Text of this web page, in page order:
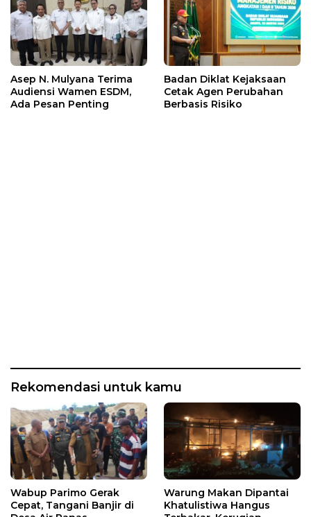
Asep N. Mulyana Terima
Audiensi Wamen ESDM,
Ada Pesan Penting
Badan Diklat Kejaksaan
Cetak Agen Perubahan
Berbasis Risiko
Rekomendasi untuk kamu
Wabup Parimo Gerak
Cepat, Tangani Banjir di
Warung Makan Dipantai
Khatulistiwa Hangus